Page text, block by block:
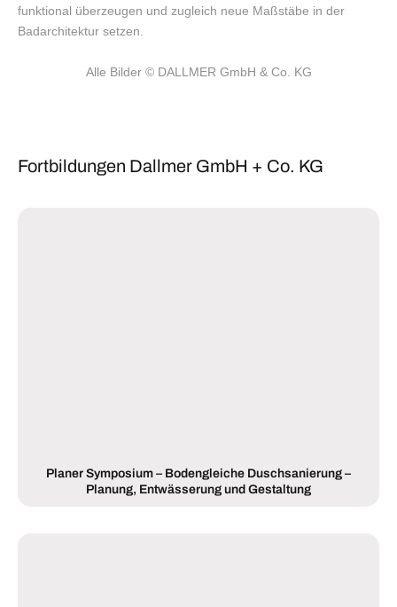
funktional überzeugen und zugleich neue Maßstäbe in der
Badarchitektur setzen.
Alle Bilder © DALLMER GmbH & Co. KG
Fortbildungen Dallmer GmbH + Co. KG
Planer Symposium – Bodengleiche Duschsanierung –
Planung, Entwässerung und Gestaltung